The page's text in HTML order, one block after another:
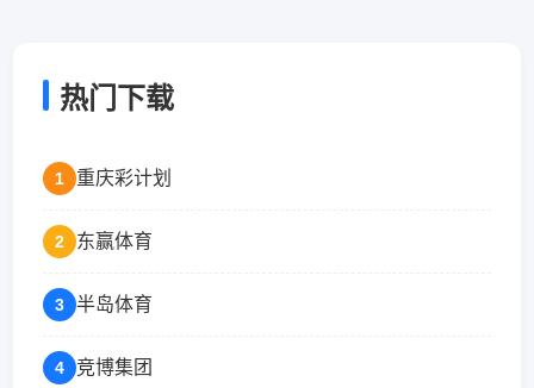
热门下载
1 重庆彩计划
2 东赢体育
3 半岛体育
4 竞博集团